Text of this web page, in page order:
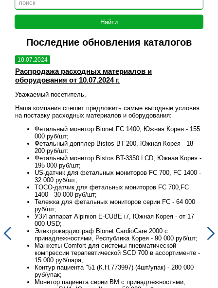
Последние обновления каталогов
10.07.2024
Распродажа расходных материалов и
оборудования от 10.07.2024 г.
Уважаемый посетитель,
Наша компания спешит предложить самые выгодные условия
на поставку расходных материалов и оборудования:
Фетальный монитор Bionet FC 1400, Южная Корея - 155
000 руб/шт;
Фетальный допплер Bistos BT-200, Южная Корея - 18
200 руб/шт:
Фетальный монитор Bistos BT-3350 LCD, Южная Корея -
195 000 руб/шт;
US-датчик для фетальных мониторов FC 700, FC 1400 -
32 000 руб/шт;
TOCO-датчик для фетальных мониторов FC 700,FC
1400 - 30 000 руб/шт;
Тележка для фетальных мониторов серии FC - 64 000
руб/шт;
УЗИ аппарат Alpinion E-CUBE i7, Южная Корея - от 17
000 USD;
Электрокардиограф Bionet CardioCare 2000 с
принадлежностями, Республика Корея - 90 000 руб/шт;
Манжеты Comfort для системы пневматической
компрессии терапевтической SCD 700 в ассортименте -
15 000 руб/пара;
Контур пациента "51 (К.Н.773997) (4шт/упак) - 280 000
руб/упак;
Монитор пациента серии BM с принадлежностями,